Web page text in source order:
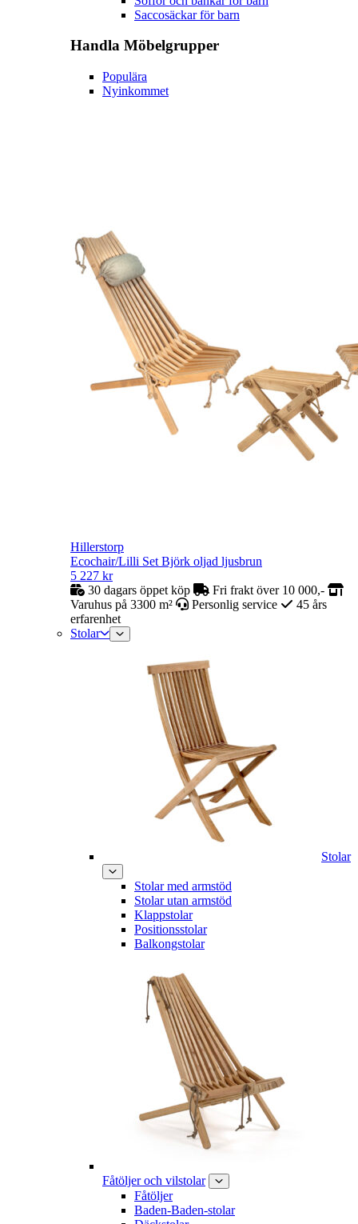
Saccosäckar för barn
Handla Möbelgrupper
Populära
Nyinkommet
Hillerstorp
Ecochair/Lilli Set Björk oljad ljusbrun
5 227 kr
30 dagars öppet köp
Fri frakt över 10 000,-
Varuhus på 3300 m²
Personlig service
45 års
erfarenhet
Stolar
Stolar
Stolar med armstöd
Stolar utan armstöd
Klappstolar
Positionsstolar
Balkongstolar
Fåtöljer och vilstolar
Fåtöljer
Baden-Baden-stolar